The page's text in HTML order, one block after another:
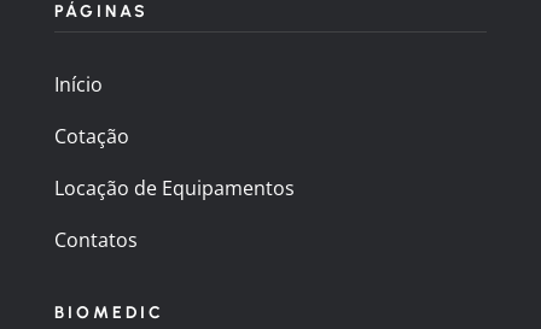
PÁGINAS
Início
Cotação
Locação de Equipamentos
Contatos
BIOMEDIC